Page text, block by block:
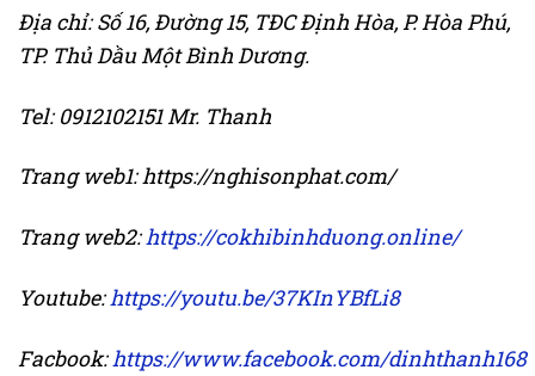
Địa chỉ: Số 16, Đường 15, TĐC Định Hòa, P. Hòa Phú,
TP. Thủ Dầu Một Bình Dương.
Tel: 0912102151 Mr. Thanh
Trang web1: https://nghisonphat.com/
Trang web2:https://cokhibinhduong.online/
Youtube:https://youtu.be/37KInYBfLi8
Facbook:https://www.facebook.com/dinhthanh168